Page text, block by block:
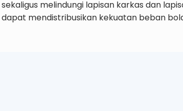
melindungi lapisan karkas dan
mendistribusikan kekuatan beban